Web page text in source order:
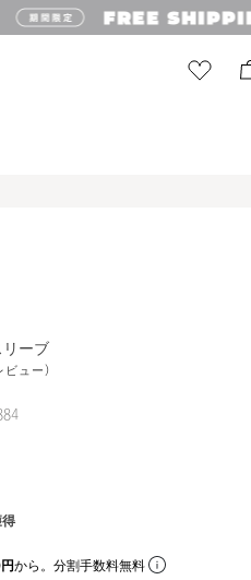
ーブ
ビュー)
得
から。分割手数料無料